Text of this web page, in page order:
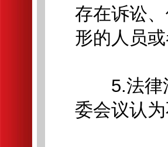
存在诉讼
形的人员
5.法律法
委会议认